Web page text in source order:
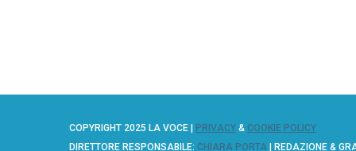
COPYRIGHT 2025 LA VOCE | PRIVACY & COOKIE POLICY
DIRETTORE RESPONSABILE: CHIARA PORTA | REDAZIONE &